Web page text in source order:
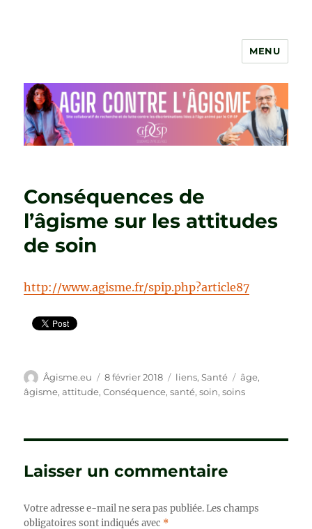
MENU
Conséquences de
l’âgisme sur les attitudes
de soin
http://www.agisme.fr/spip.php?article87
Auteur
Âgisme.eu
Publié
le
8 février 2018 Catégories
liens,Santé Étiquettes
âge,
âgisme,attitude,Conséquence,santé,soin,soins
Laisser un commentaire
Votre adresse e-mail ne sera pas publiée. Les champs
obligatoires sont indiqués avec *